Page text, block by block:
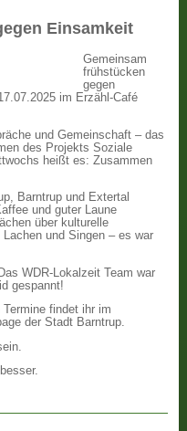
Einsamkeit
Gemeinsam
frühstücken
gegen
im Erzähl-Café
und Gemeinschaft – das
des Projekts Soziale
heißt es: Zusammen
Barntrup und Extertal
und guter Laune
über kulturelle
und Singen – es war
WDR-Lokalzeit Team war
gespannt!
findet ihr im
der Stadt Barntrup.